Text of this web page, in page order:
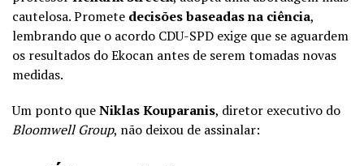
cautelosa. Promete decisões baseadas na ciência,
lembrando que o acordo CDU-SPD exige que se aguardem
os resultados do Ekocan antes de serem tomadas novas
medidas.
Um ponto queNiklas Kouparanis, diretor executivo do
Bloomwell Group, não deixou de assinalar: